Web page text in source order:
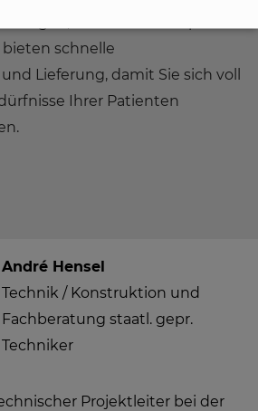
schnelle
Lieferung, damit Sie sich voll
Ihrer Patienten
André Hensel
Technik / Konstruktion und
Fachberatung staatl. gepr.
Techniker
Projektleiter bei der